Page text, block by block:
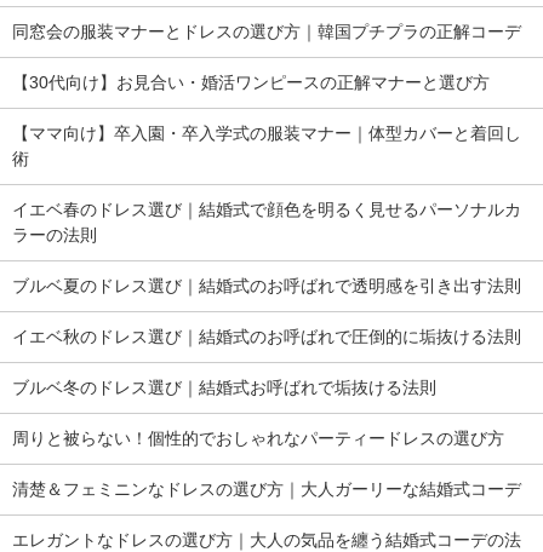
同窓会の服装マナーとドレスの選び方｜韓国プチプラの正解コーデ
【30代向け】お見合い・婚活ワンピースの正解マナーと選び方
【ママ向け】卒入園・卒入学式の服装マナー｜体型カバーと着回し
術
イエベ春のドレス選び｜結婚式で顔色を明るく見せるパーソナルカ
ラーの法則
ブルベ夏のドレス選び｜結婚式のお呼ばれで透明感を引き出す法則
イエベ秋のドレス選び｜結婚式のお呼ばれで圧倒的に垢抜ける法則
ブルベ冬のドレス選び｜結婚式お呼ばれで垢抜ける法則
周りと被らない！個性的でおしゃれなパーティードレスの選び方
清楚＆フェミニンなドレスの選び方｜大人ガーリーな結婚式コーデ
エレガントなドレスの選び方｜大人の気品を纏う結婚式コーデの法